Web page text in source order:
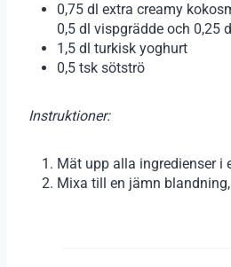
0,75 dl extra creamy
0,5 dl vispgrädde och 0,25
1,5 dl turkisk yoghurt
0,5 tsk sötströ
Instruktioner:
Mät upp alla ingredienser i
Mixa till en jämn